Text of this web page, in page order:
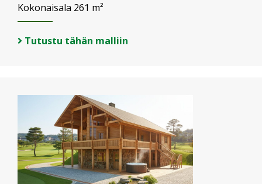
Kokonaisala 261 m²
Tutustu tähän malliin